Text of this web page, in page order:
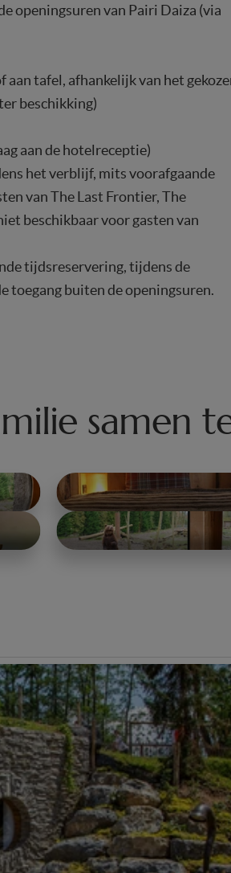
openingsuren van Pairi Daiza (via
aan tafel, afhankelijk van het
beschikking)
aan de hotelreceptie)
het verblijf, mits voorafgaande
van The Last Frontier, The
beschikbaar voor gasten van
tijdsreservering, tijdens de
toegang buiten de openingsuren.
samen